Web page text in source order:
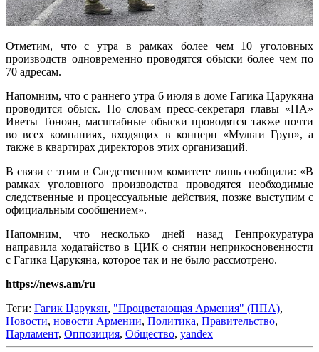
Отметим, что с утра в рамках более чем 10 уголовных
производств одновременно проводятся обыски более чем по
70 адресам.
Напомним, что с раннего утра 6 июля в доме Гагика Царукяна
проводится обыск. По словам пресс-секретаря главы «ПА»
Иветы Тоноян, масштабные обыски проводятся также почти
во всех компаниях, входящих в концерн «Мульти Груп», а
также в квартирах директоров этих организаций.
В связи с этим в Следственном комитете лишь сообщили: «В
рамках уголовного производства проводятся необходимые
следственные и процессуальные действия, позже выступим с
официальным сообщением».
Напомним, что несколько дней назад Генпрокуратура
направила ходатайство в ЦИК о снятии неприкосновенности
с Гагика Царукяна, которое так и не было рассмотрено.
https://news.am/ru
Теги: Гагик Царукян, "Процветающая Армения" (ППА),
Новости, новости Армении, Политика, Правительство,
Парламент, Оппозиция, Общество, yandex